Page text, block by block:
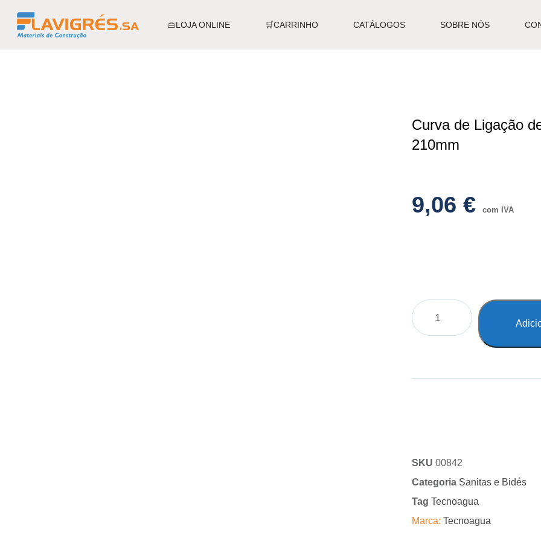
👜LOJA ONLINE 🛒CARRINHO CATÁLOGOS SOBRE NÓS
Curva de Ligação
210mm
9,06 € com IVA
SKU 00842
Categoria Sanitas e Bidés
Tag Tecnoagua
Marca: Tecnoagua